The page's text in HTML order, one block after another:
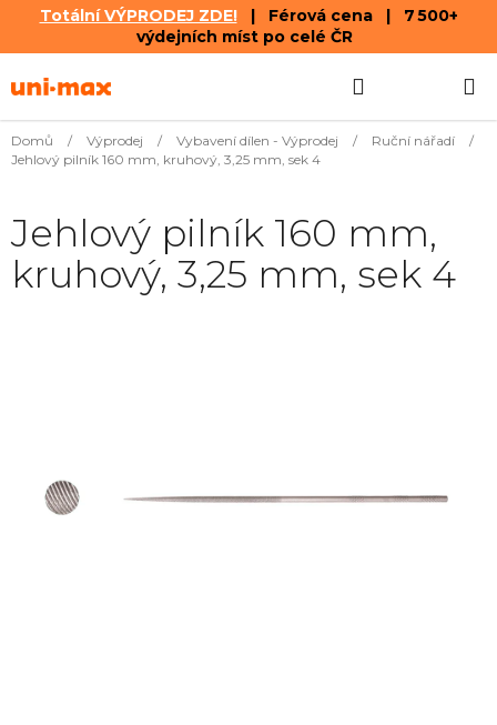
Totální VÝPRODEJ ZDE!| Férová cena | 7 500+
výdejních míst po celé ČR
na
KOŠÍK
Domů / Výprodej / Vybavení dílen - Výprodej / Ruční nářadí
/
Jehlový pilník 160 mm, kruhový, 3,25 mm, sek 4
Jehlový pilník 160 mm,
kruhový, 3,25 mm, sek 4